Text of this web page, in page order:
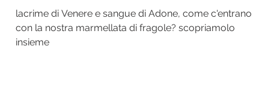
lacrime di Venere e sangue di Adone, come c'entrano
con la nostra marmellata di fragole? scopriamolo
insieme